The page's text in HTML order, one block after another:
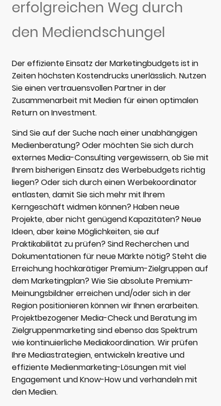
erfolgreichen Weg durch
den Mediendschungel
Der effiziente Einsatz der Marketingbudgets ist in
Zeiten höchsten Kostendrucks unerlässlich. Nutzen
Sie einen vertrauensvollen Partner in der
Zusammenarbeit mit Medien für einen optimalen
Return on Investment.
Sind Sie auf der Suche nach einer unabhängigen
Medienberatung? Oder möchten Sie sich durch
externes Media-Consulting vergewissern, ob Sie mit
Ihrem bisherigen Einsatz des Werbebudgets richtig
liegen? Oder sich durch einen Werbekoordinator
entlasten, damit Sie sich mehr mit Ihrem
Kerngeschäft widmen können? Haben neue
Projekte, aber nicht genügend Kapazitäten? Neue
Ideen, aber keine Möglichkeiten, sie auf
Praktikabilität zu prüfen? Sind Recherchen und
Dokumentationen für neue Märkte nötig? Steht die
Erreichung hochkarätiger Premium-Zielgruppen auf
dem Marketingplan? Wie Sie absolute Premium-
Meinungsbildner erreichen und/oder sich in der
Region positionieren können wir Ihnen erarbeiten.
Projektbezogener Media-Check und Beratung im
Zielgruppenmarketing sind ebenso das Spektrum
wie kontinuierliche Mediakoordination. Wir prüfen
Ihre Mediastrategien, entwickeln kreative und
effiziente Medienmarketing-Lösungen mit viel
Engagement und Know-How und verhandeln mit
den Medien.